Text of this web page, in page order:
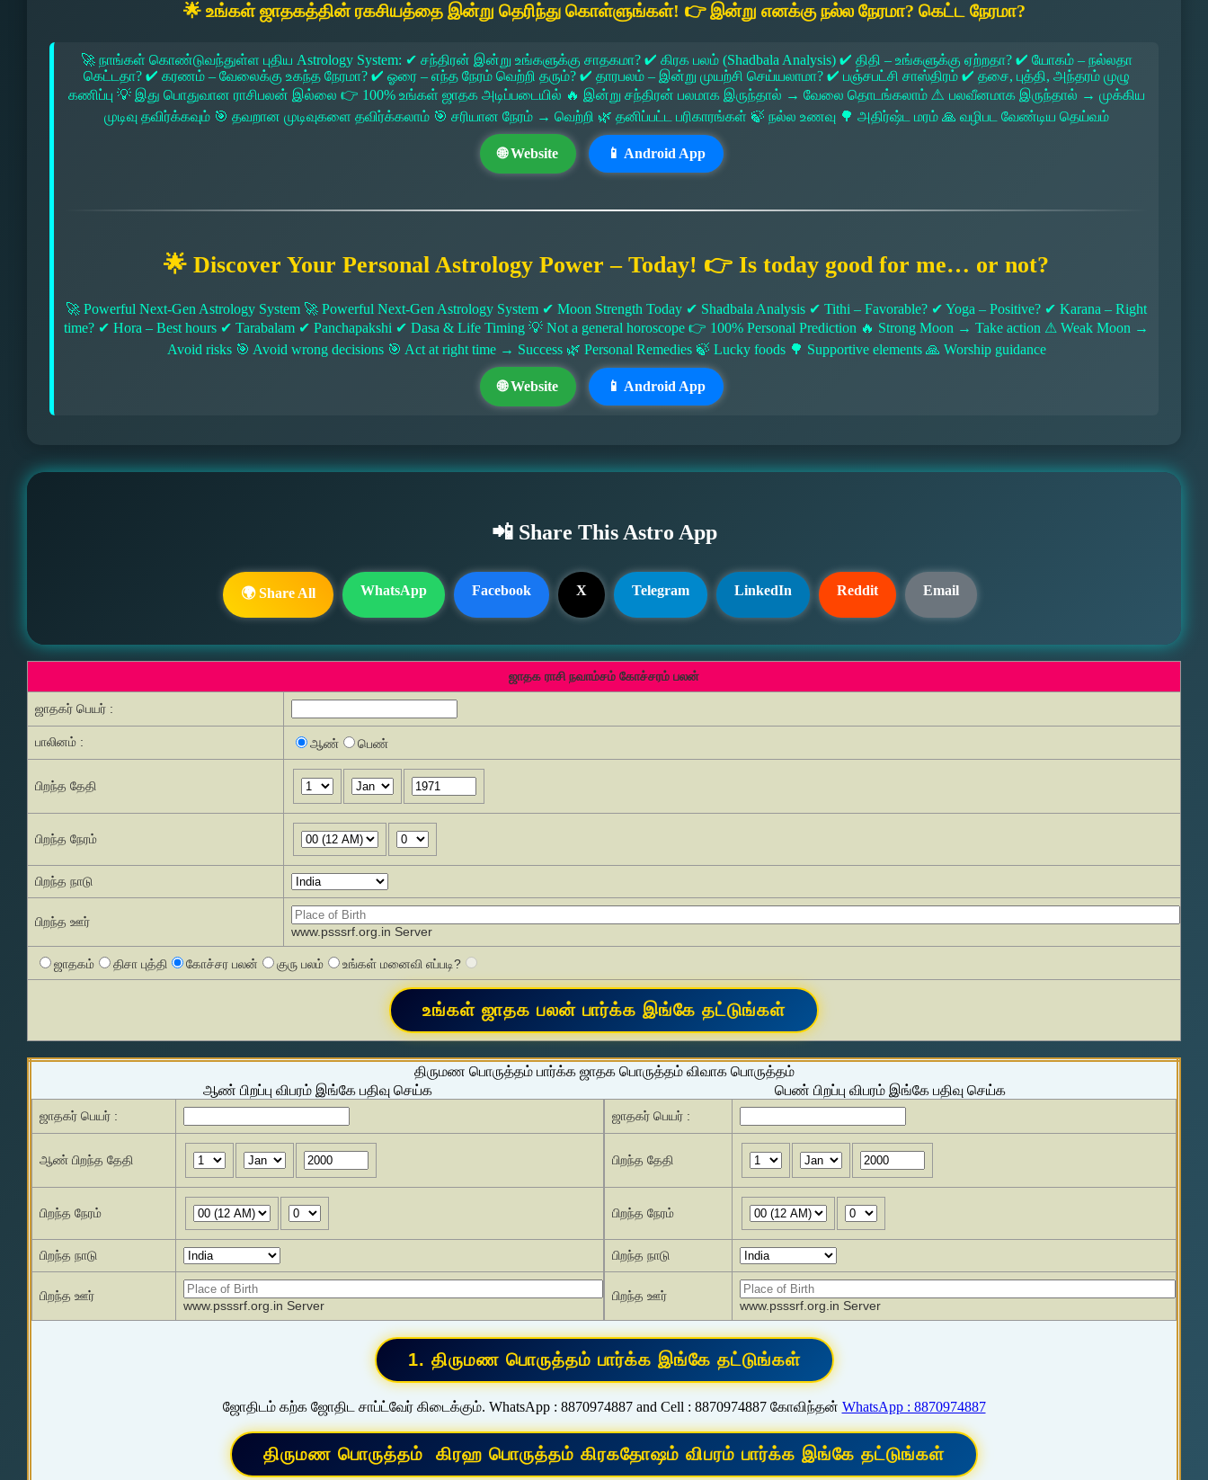
🌟 உங்கள் ஜாதகத்தின் ரகசியத்தை இன்று தெரிந்து கொள்ளுங்கள்! 👉 இன்று எனக்கு நல்ல நேரமா? கெட்ட நேரமா?
🚀 நாங்கள் கொண்டுவந்துள்ள புதிய Astrology System: ✔ சந்திரன் இன்று உங்களுக்கு சாதகமா? ✔ கிரக பலம் (Shadbala Analysis) ✔ திதி – உங்களுக்கு ஏற்றதா? ✔ யோகம் – நல்லதா
கெட்டதா? ✔ கரணம் – வேலைக்கு உகந்த நேரமா? ✔ ஓரை – எந்த நேரம் வெற்றி தரும்? ✔ தாரபலம் – இன்று முயற்சி செய்யலாமா? ✔ பஞ்சபட்சி சாஸ்திரம் ✔ தசை, புத்தி, அந்தரம் முழு
கணிப்பு 💡 இது பொதுவான ராசிபலன் இல்லை 👉 100% உங்கள் ஜாதக அடிப்படையில் 🔥 இன்று சந்திரன் பலமாக இருந்தால் → வேலை தொடங்கலாம் ⚠ பலவீனமாக இருந்தால் → முக்கிய
முடிவு தவிர்க்கவும் 🎯 தவறான முடிவுகளை தவிர்க்கலாம் 🎯 சரியான நேரம் → வெற்றி 🌿 தனிப்பட்ட பரிகாரங்கள் 🍃 நல்ல உணவு 🌳 அதிர்ஷ்ட மரம் 🙏 வழிபட வேண்டிய தெய்வம்
🌐 Website 📱 Android App
🌟 Discover Your Personal Astrology Power – Today! 👉 Is today good for me… or not?
🚀 Powerful Next-Gen Astrology System 🚀 Powerful Next-Gen Astrology System ✔ Moon Strength Today ✔ Shadbala Analysis ✔ Tithi – Favorable? ✔ Yoga – Positive? ✔ Karana – Right
time? ✔ Hora – Best hours ✔ Tarabalam ✔ Panchapakshi ✔ Dasa & Life Timing 💡 Not a general horoscope 👉 100% Personal Prediction 🔥 Strong Moon → Take action ⚠ Weak Moon →
Avoid risks 🎯 Avoid wrong decisions 🎯 Act at right time → Success 🌿 Personal Remedies 🍃 Lucky foods 🌳 Supportive elements 🙏 Worship guidance
🌐 Website 📱 Android App
📲 Share This Astro App
🌍 Share All WhatsApp Facebook X Telegram LinkedIn Reddit Email
ஜாதக ராசி நவாம்சம் கோச்சரம் பலன்
ஜாதகர் பெயர் :
பாலினம் : ஆண் பெண்
பிறந்த தேதி
பிறந்த நேரம்
பிறந்த நாடு
பிறந்த ஊர்
www.psssrf.org.in Server
ஜாதகம் திசா புத்தி கோச்சர பலன் குரு பலம் உங்கள் மனைவி எப்படி?
திருமண பொருத்தம் பார்க்க ஜாதக பொருத்தம் விவாக பொருத்தம்
ஆண் பிறப்பு விபரம் இங்கே பதிவு செய்க
பெண் பிறப்பு விபரம் இங்கே பதிவு செய்க
ஜாதகர் பெயர் :
ஆண் பிறந்த தேதி
பிறந்த நேரம்
பிறந்த நாடு
பிறந்த ஊர்
www.psssrf.org.in Server
ஜாதகர் பெயர் :
பிறந்த தேதி
பிறந்த நேரம்
பிறந்த நாடு
பிறந்த ஊர்
www.psssrf.org.in Server
ஜோதிடம் கற்க ஜோதிட சாப்ட்வேர் கிடைக்கும். WhatsApp : 8870974887 and Cell : 8870974887 கோவிந்தன் WhatsApp : 8870974887